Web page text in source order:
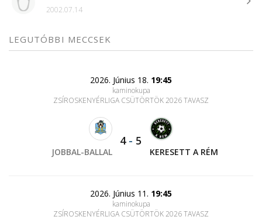
2002.07.14
LEGUTÓBBI MECCSEK
2026. Június 18. 19:45
kaminokupa
ZSÍROSKENYÉRLIGA CSÜTÖRTÖK 2026 TAVASZ
JOBBAL-BALLAL
4- 5
KERESETT A RÉM
2026. Június 11. 19:45
kaminokupa
ZSÍROSKENYÉRLIGA CSÜTÖRTÖK 2026 TAVASZ